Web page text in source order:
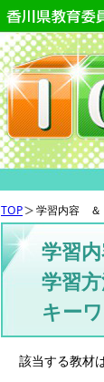
TOP 学習内容
学習
学習
キー
該当する教材